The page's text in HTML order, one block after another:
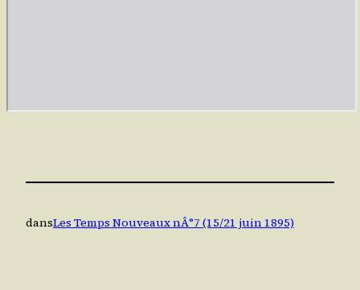
dansLes Temps Nouveaux nÂ°7 (15/21 juin 1895)